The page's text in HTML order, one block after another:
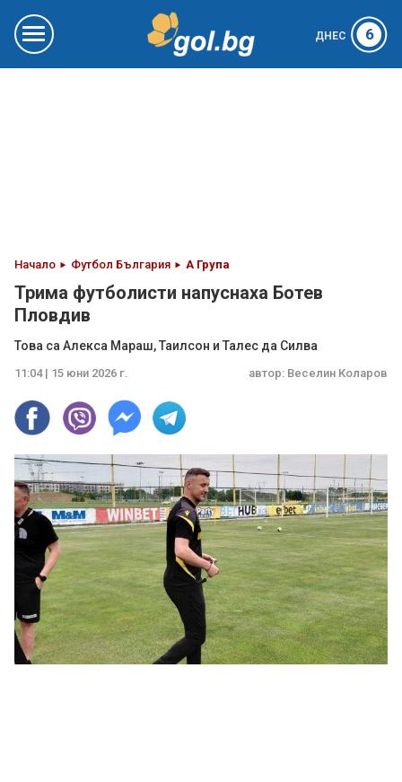
ДНЕС 6
Начало Футбол България А Група
Трима футболисти напуснаха Ботев
Пловдив
Това са Алекса Мараш, Таилсон и Талес да Силва
11:04 | 15 юни 2026 г. автор: Веселин Коларов